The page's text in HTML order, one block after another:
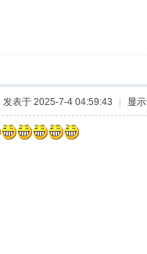
发表于 2025-7-4 04:59:43 显